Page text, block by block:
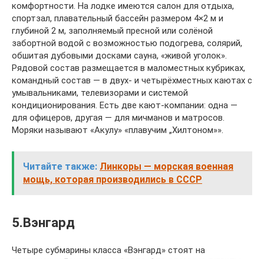
комфортности. На лодке имеются салон для отдыха,
спортзал, плавательный бассейн размером 4×2 м и
глубиной 2 м, заполняемый пресной или солёной
забортной водой с возможностью подогрева, солярий,
обшитая дубовыми досками сауна, «живой уголок».
Рядовой состав размещается в маломестных кубриках,
командный состав — в двух- и четырёхместных каютах с
умывальниками, телевизорами и системой
кондиционирования. Есть две кают-компании: одна —
для офицеров, другая — для мичманов и матросов.
Моряки называют «Акулу» «плавучим „Хилтоном»».
Читайте также: Линкоры — морская военная
мощь, которая производились в СССР
5.Вэнгард
Четыре субмарины класса «Вэнгард» стоят на